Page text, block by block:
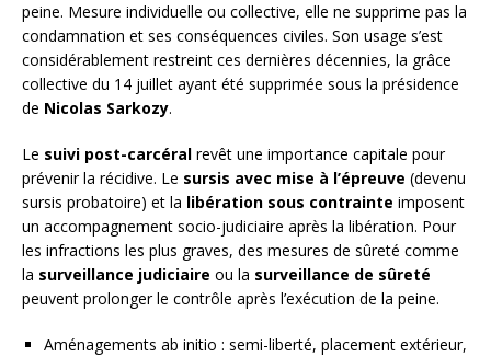
peine. Mesure individuelle ou collective, elle ne supprime pas la
condamnation et ses conséquences civiles. Son usage s’est
considérablement restreint ces dernières décennies, la grâce
collective du 14 juillet ayant été supprimée sous la présidence
de Nicolas Sarkozy.
Le suivi post-carcéral revêt une importance capitale pour
prévenir la récidive. Le sursis avec mise à l’épreuve (devenu
sursis probatoire) et la libération sous contrainte imposent
un accompagnement socio-judiciaire après la libération. Pour
les infractions les plus graves, des mesures de sûreté comme
la surveillance judiciaire ou la surveillance de sûreté
peuvent prolonger le contrôle après l’exécution de la peine.
Aménagements ab initio : semi-liberté, placement extérieur,